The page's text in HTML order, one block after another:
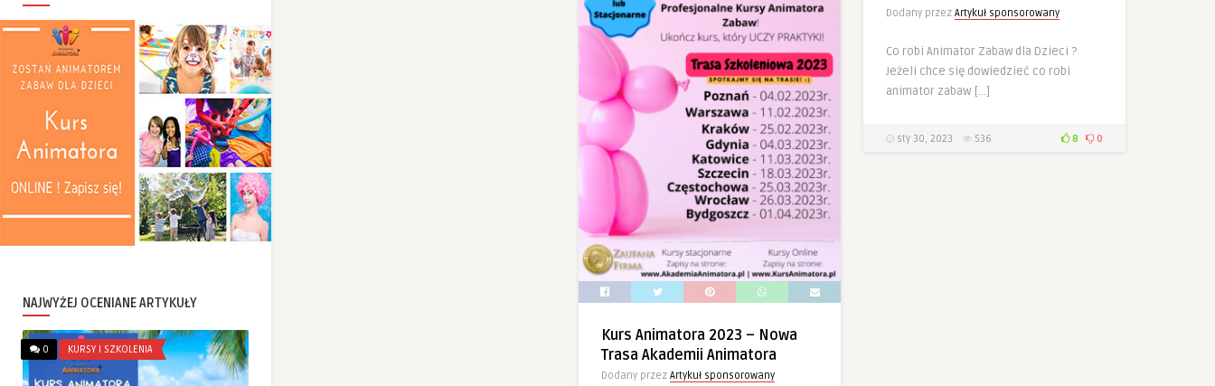
NAJWYŻEJ OCENIANE ARTYKUŁY
0 KURSY I SZKOLENIA
Dodany przez Artykuł sponsorowany
Co robi Animator Zabaw dla Dzieci ?
Jeżeli chce się dowiedzieć co robi
animator zabaw […]
sty 30, 2023 536 8 0
Kurs Animatora 2023 – Nowa
Trasa Akademii Animatora
Dodany przez Artykuł sponsorowany